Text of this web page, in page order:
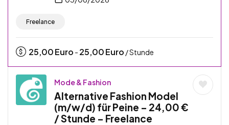
Freelance
25,00Euro - 25,00Euro / Stunde
Mode & Fashion
Alternative Fashion Model
(m/w/d) für Peine – 24,00 €
/ Stunde – Freelance